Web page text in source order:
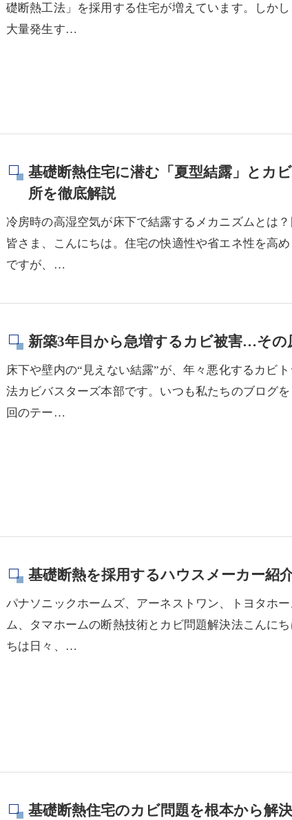
礎断熱工法」を採用する住宅が増えています。しか
大量発生す…
基礎断熱住宅に潜む「夏型結露」とカ
所を徹底解説
冷房時の高湿空気が床下で結露するメカニズムとは
皆さま、こんにちは。住宅の快適性や省エネ性を高
ですが、…
新築3年目から急増するカビ被害…そ
床下や壁内の“見えない結露”が、年々悪化するカビ
法カビバスターズ本部です。いつも私たちのブログ
回のテー…
基礎断熱を採用するハウスメーカー紹
パナソニックホームズ、アーネストワン、トヨタホ
ム、タマホームの断熱技術とカビ問題解決法こんに
ちは日々、…
基礎断熱住宅のカビ問題を根本から解